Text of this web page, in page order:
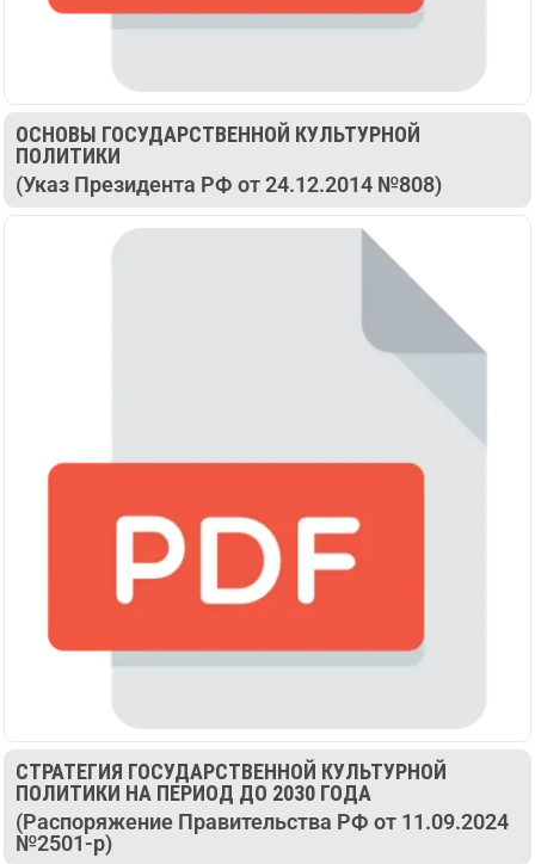
ОСНОВЫ ГОСУДАРСТВЕННОЙ КУЛЬТУРНОЙ
ПОЛИТИКИ
(Указ Президента РФ от 24.12.2014 №808)
СТРАТЕГИЯ ГОСУДАРСТВЕННОЙ КУЛЬТУРНОЙ
ПОЛИТИКИ НА ПЕРИОД ДО 2030 ГОДА
(Распоряжение Правительства РФ от 11.09.2024
№2501-р)